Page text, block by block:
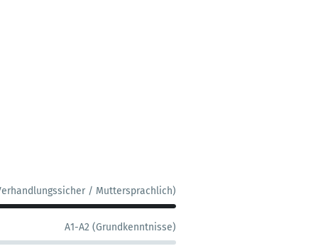
/ Muttersprachlich)
A1-A2 (Grundkenntnisse)